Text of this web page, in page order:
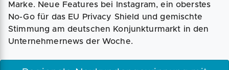
Marke. Neue Features bei Instagram, ein oberstes
No-Go für das EU Privacy Shield und gemischte
Stimmung am deutschen Konjunkturmarkt in den
Unternehmernews der Woche.